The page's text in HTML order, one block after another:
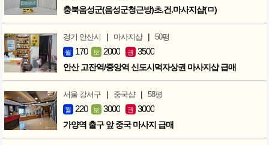
충북음성군(음성군청근방)초.건.마사지샵(ㅁ)
경기 안산시 | 마사지샵 | 50평
월 170 보 2000 권 3500
안산 고잔역/중앙역 신도시먹자상권 마사지샵 급매
서울 강서구 | 중국샵 | 58평
월 220 보 3000 권 3000
가양역 출구 앞 중국 마사지 급매